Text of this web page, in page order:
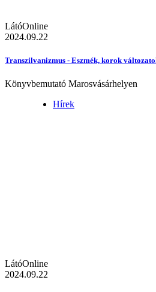
LátóOnline
2024.09.22
Transzilvanizmus - Eszmék, korok
Könyvbemutató Marosvásárhelyen
Hírek
LátóOnline
2024.09.22